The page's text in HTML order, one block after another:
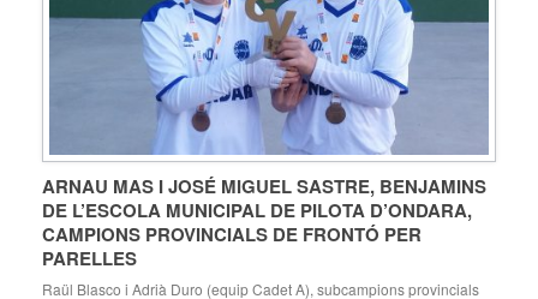
ARNAU MAS I JOSÉ MIGUEL SASTRE, BENJAMINS
DE L’ESCOLA MUNICIPAL DE PILOTA D’ONDARA,
CAMPIONS PROVINCIALS DE FRONTÓ PER
PARELLES
Raül Blasco i Adrià Duro (equip Cadet A), subcampions provincials